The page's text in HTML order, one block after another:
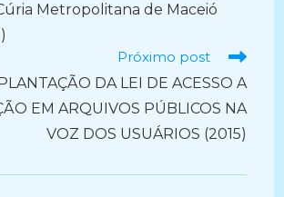
Metropolitana de Maceió
Próximo post
DA LEI DE ACESSO A
EM ARQUIVOS PÚBLICOS NA
VOZ DOS USUÁRIOS (2015)